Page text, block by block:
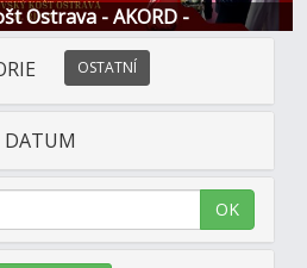
Ostrava - AKORD -
OSTATNÍ
DATUM
OK